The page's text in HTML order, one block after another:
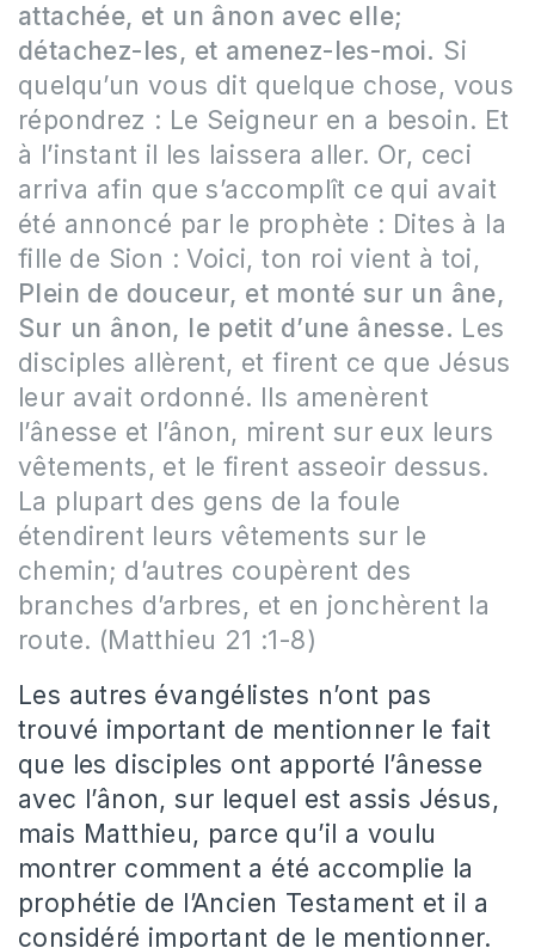
attachée, et un ânon avec elle;
détachez-les, et amenez-les-moi. Si
quelqu’un vous dit quelque chose, vous
répondrez : Le Seigneur en a besoin. Et
à l’instant il les laissera aller. Or, ceci
arriva afin que s’accomplît ce qui avait
été annoncé par le prophète : Dites à la
fille de Sion : Voici, ton roi vient à toi,
Plein de douceur, et monté sur un âne,
Sur un ânon, le petit d’une ânesse. Les
disciples allèrent, et firent ce que Jésus
leur avait ordonné. Ils amenèrent
l’ânesse et l’ânon, mirent sur eux leurs
vêtements, et le firent asseoir dessus.
La plupart des gens de la foule
étendirent leurs vêtements sur le
chemin; d’autres coupèrent des
branches d’arbres, et en jonchèrent la
route. (Matthieu 21 :1-8)
Les autres évangélistes n’ont pas
trouvé important de mentionner le fait
que les disciples ont apporté l’ânesse
avec l’ânon, sur lequel est assis Jésus,
mais Matthieu, parce qu’il a voulu
montrer comment a été accomplie la
prophétie de l’Ancien Testament et il a
considéré important de le mentionner.